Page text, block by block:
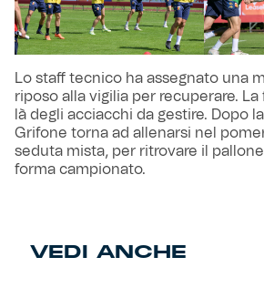
Lo staff tecnico ha assegnato una
riposo alla vigilia per recuperare.
là degli acciacchi da gestire. Dopo
Grifone torna ad allenarsi nel
seduta mista, per ritrovare il
forma campionato.
VEDI ANCHE